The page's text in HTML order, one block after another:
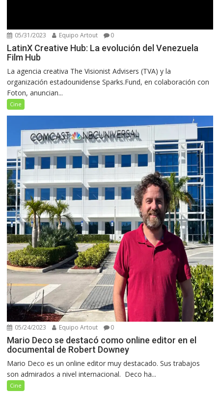
05/31/2023 Equipo Artout 0
LatinX Creative Hub: La evolución del Venezuela
Film Hub
La agencia creativa The Visionist Advisers (TVA) y la
organización estadounidense Sparks.Fund, en colaboración con
Foton, anuncian...
Cine
05/24/2023 Equipo Artout 0
Mario Deco se destacó como online editor en el
documental de Robert Downey
Mario Deco es un online editor muy destacado. Sus trabajos
son admirados a nivel internacional. Deco ha...
Cine